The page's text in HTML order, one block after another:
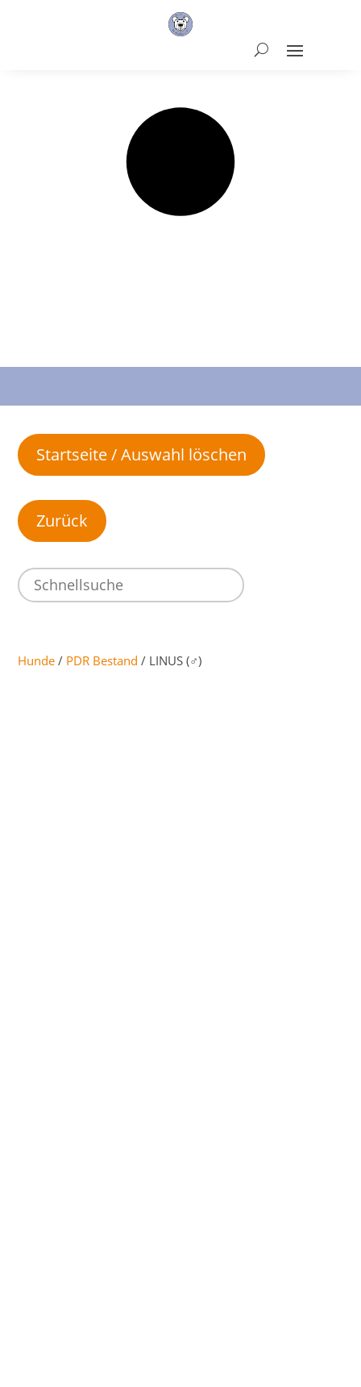
Startseite / Auswahl löschen
Hunde / PDR Bestand / LINUS (♂)